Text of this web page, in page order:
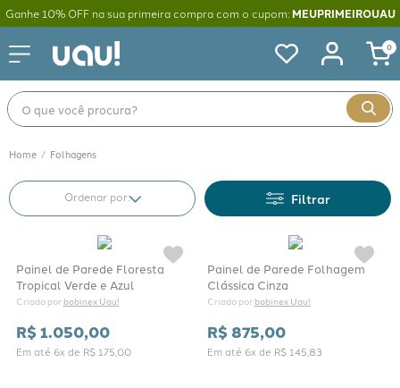
Ganhe 10% OFF na sua primeira compra com o cupom: MEUPRIMEIROUAU
0
O que você procura?
Folhagens
Filtrar
Painel de Parede Floresta
Tropical Verde e Azul
Criado por bobinex Uau!
R$1.050,00
Em até 6x de R$ 175 00
Painel de Parede Folhagem
Clássica Cinza
Criado por bobinex Uau!
R$ 875,00
Em até 6x de R$ 145 83